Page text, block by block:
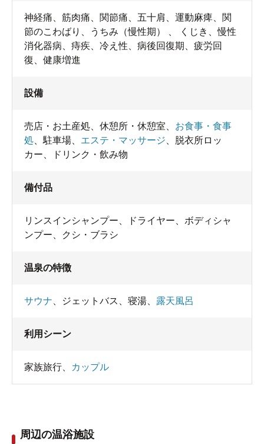
神経痛、筋肉痛、関節痛、五十肩、運動麻痺、関
節のこわばり、うちみ（慢性期） 、 くじき、慢性
消化器病、痔疾、冷え性、病後回復期、疲労回
復、健康増進
設備
売店・お土産処 休憩所・休憩室
お食事・食事
処
駐車場 エステ・マッサージ
脱衣所ロッ
カー
ドリンク・飲み物
備付品
リンスインシャンプー ドライヤー
ボディシャ
ンプー
クシ・ブラシ
温泉の特徴
サウナ ジェットバス 寝湯 露天風呂
利用シーン
家族旅行 カップル
周辺の温浴施設